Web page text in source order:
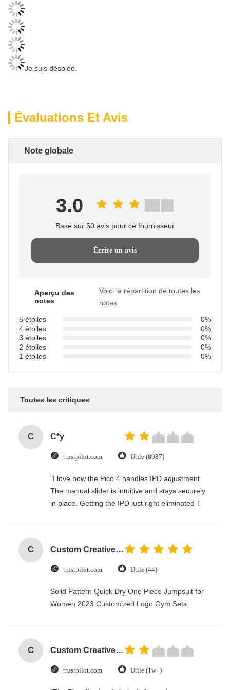
Je suis désolée.
Évaluations Et Avis
Note globale
3.0
Basé sur 50 avis pour ce fournisseur
Écrire un avis
Aperçu des
notes
Voici la répartition de toutes les
notes
5 étoiles
0%
4 étoiles
0%
3 étoiles
0%
2 étoiles
0%
1 étoiles
0%
Toutes les critiques
C C*y
trustpilot.com Utile (8987)
"I love how the Pico 4 handles IPD adjustment.
The manual slider is intuitive and stays securely
in place. Getting the IPD just right eliminated！
C Custom Creative Goodie Christmas Kraft Paper Gift Bag with Your Own Logo for Xmas Decorative Party
trustpilot.com Utile (44)
Solid Pattern Quick Dry One Piece Jumpsuit for
Women 2023 Customized Logo Gym Sets
C Custom Creative Goodie Christmas Kraft Paper Gift Bag with Your Own Logo for Xmas Decorative Party
trustpilot.com Utile (1w+)